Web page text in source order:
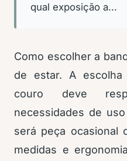
qual exposição a...
Como escolher a
de estar. A
couro deve
necessidades de
será peça ocasional
medidas e